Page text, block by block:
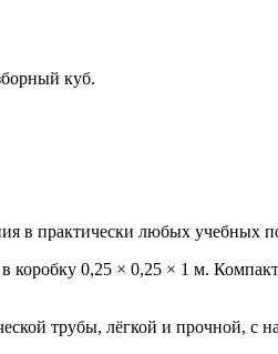
куб.
в практически любых учебных
коробку 0,25 × 0,25 × 1 м.
трубы, лёгкой и прочной,